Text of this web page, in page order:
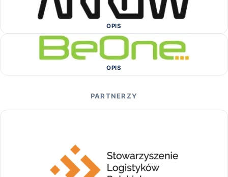
OPIS
OPIS
PARTNERZY